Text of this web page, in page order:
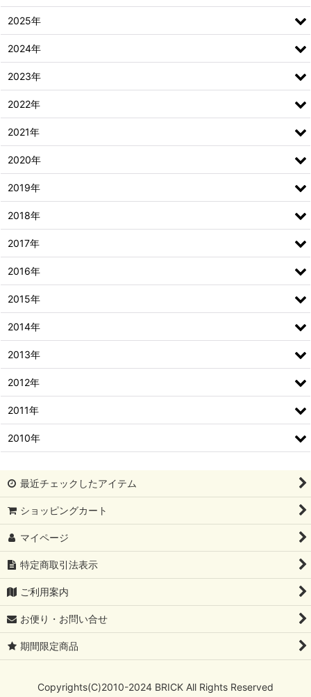
2025年
2024年
2023年
2022年
2021年
2020年
2019年
2018年
2017年
2016年
2015年
2014年
2013年
2012年
2011年
2010年
最近チェックしたアイテム
ショッピングカート
マイページ
特定商取引法表示
ご利用案内
お便り・お問い合せ
期間限定商品
Copyrights(C)2010-2024 BRICK All Rights Reserved